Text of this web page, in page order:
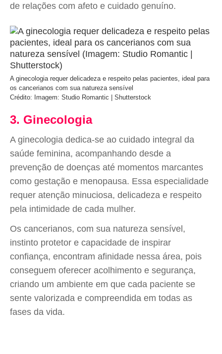
de relações com afeto e cuidado genuíno.
A ginecologia requer delicadeza e respeito pelas pacientes, ideal para
os cancerianos com sua natureza sensível
Crédito: Imagem: Studio Romantic | Shutterstock
3. Ginecologia
A ginecologia dedica-se ao cuidado integral da
saúde feminina, acompanhando desde a
prevenção de doenças até momentos marcantes
como gestação e menopausa. Essa especialidade
requer atenção minuciosa, delicadeza e respeito
pela intimidade de cada mulher.
Os cancerianos, com sua natureza sensível,
instinto protetor e capacidade de inspirar
confiança, encontram afinidade nessa área, pois
conseguem oferecer acolhimento e segurança,
criando um ambiente em que cada paciente se
sente valorizada e compreendida em todas as
fases da vida.